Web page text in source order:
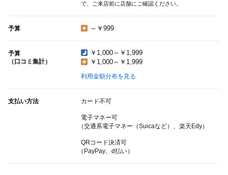
で、ご来店前に店舗にご確認ください。
予算 ～￥999
予算
（口コミ集計）
￥1,000～￥1,999
￥1,000～￥1,999
利用金額分布を見る
支払い方法 カード不可
電子マネー可
（交通系電子マネー（Suicaなど）、楽天Edy）
QRコード決済可
（PayPay、d払い）